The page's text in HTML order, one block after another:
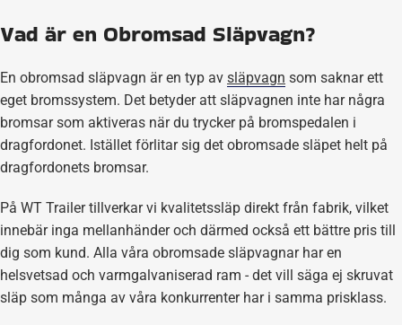
Vad är en Obromsad Släpvagn?
En obromsad släpvagn är en typ av släpvagn som saknar ett
eget bromssystem. Det betyder att släpvagnen inte har några
bromsar som aktiveras när du trycker på bromspedalen i
dragfordonet. Istället förlitar sig det obromsade släpet helt på
dragfordonets bromsar.
På WT Trailer tillverkar vi kvalitetssläp direkt från fabrik, vilket
innebär inga mellanhänder och därmed också ett bättre pris till
dig som kund. Alla våra obromsade släpvagnar har en
helsvetsad och varmgalvaniserad ram - det vill säga ej skruvat
släp som många av våra konkurrenter har i samma prisklass.